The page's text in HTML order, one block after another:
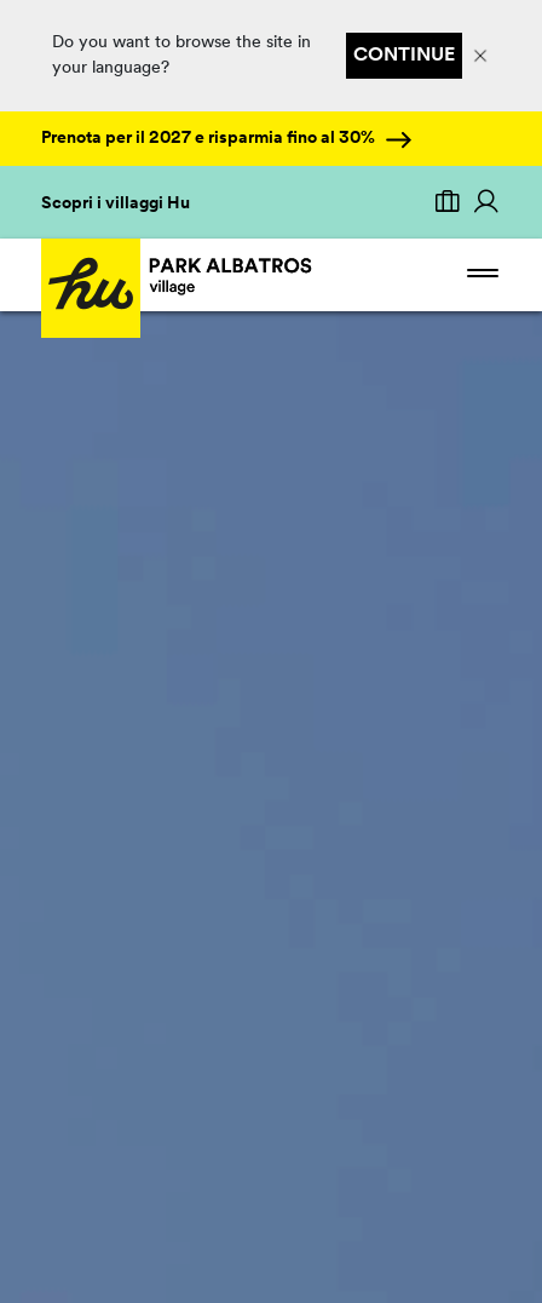
Do you want to browse the site in
your language?
CONTINUE
Prenota per il 2027 e risparmia fino al 30%
Scopri i villaggi Hu